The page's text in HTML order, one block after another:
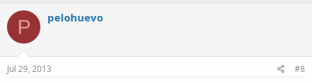
P pelohuevo
Jul 29, 2013 #8